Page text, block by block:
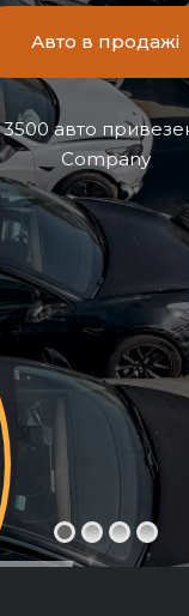
Авто в продажі
авто
Company